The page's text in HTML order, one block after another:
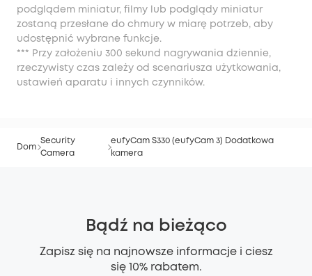
podglądem miniatur, filmy lub podglądy miniatur
zostaną przesłane do chmury w miarę potrzeb, aby
udostępnić wybrane funkcje.
*** Przy założeniu 300 sekund nagrywania dziennie,
rzeczywisty czas zależy od scenariusza użytkowania,
ustawień aparatu i innych czynników.
Dom
Security
Camera
eufyCam S330 (eufyCam 3) Dodatkowa
kamera
Bądź na bieżąco
Zapisz się na najnowsze informacje i ciesz
się 10% rabatem.